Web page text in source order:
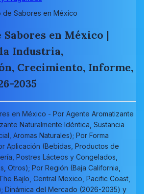
de Sabores en México
Sabores en México |
Industria,
Crecimiento, Informe,
2035
en México - Por Agente Aromatizante
Naturalmente Idéntica, Sustancia
Aromas Naturales); Por Forma
Aplicación (Bebidas, Productos de
Postres Lácteos y Congelados,
Otros); Por Región (Baja California,
Bajío, Central Mexico, Pacific Coast,
Dinámica del Mercado (2026-2035) y